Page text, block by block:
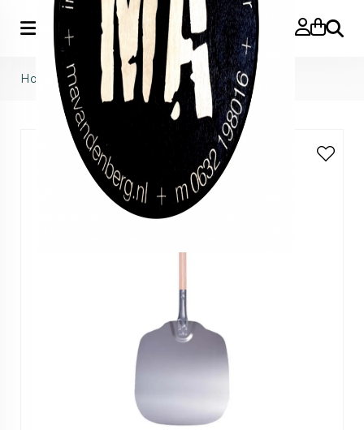
Home>Weltevree > pizza shovel